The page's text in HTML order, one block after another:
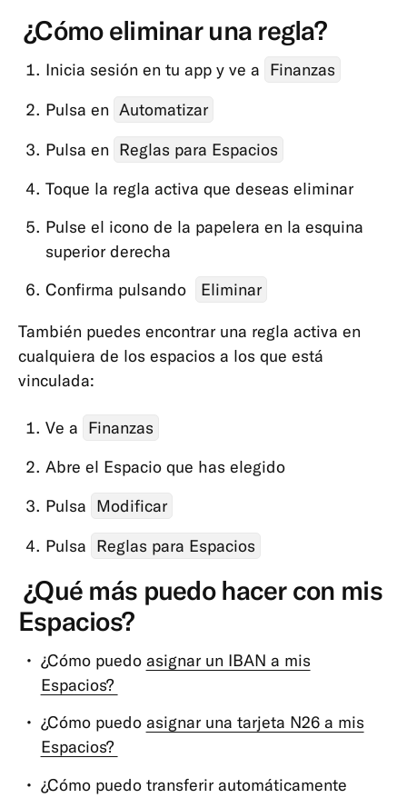
N26
SIM
y
crédito
e
inversiones
¿Cómo eliminar una regla?
Inicia sesión en tu app y ve a Finanzas
Pulsa en Automatizar
Pulsa en Reglas para Espacios
Toque la regla activa que deseas eliminar
Pulse el icono de la papelera en la esquina
superior derecha
Confirma pulsando
Eliminar
También puedes encontrar una regla activa en
cualquiera de los espacios a los que está
vinculada:
Ve a Finanzas
Abre el Espacio que has elegido
Pulsa Modificar
Pulsa Reglas para Espacios
¿Qué más puedo hacer con mis
Espacios?
¿Cómo puedo asignar un IBAN a mis
Espacios?
¿Cómo puedo asignar una tarjeta N26 a mis
Espacios?
¿Cómo puedo transferir automáticamente